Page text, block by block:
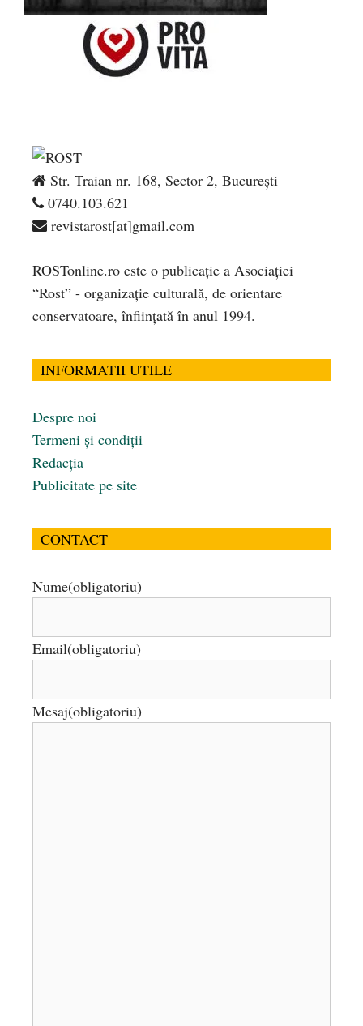
Str. Traian nr. 168, Sector 2, București
0740.103.621
revistarost[at]gmail.com
ROSTonline.ro este o publicaţie a Asociaţiei
“Rost” - organizaţie culturală, de orientare
conservatoare, înfiinţată în anul 1994.
INFORMATII UTILE
Despre noi
Termeni și condiții
Redacția
Publicitate pe site
CONTACT
Nume(obligatoriu)
Email(obligatoriu)
Mesaj(obligatoriu)